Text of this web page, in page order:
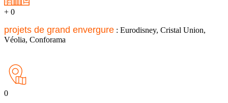
+ 0
projets de grand envergure : Eurodisney, Cristal Union,
Véolia, Conforama
0